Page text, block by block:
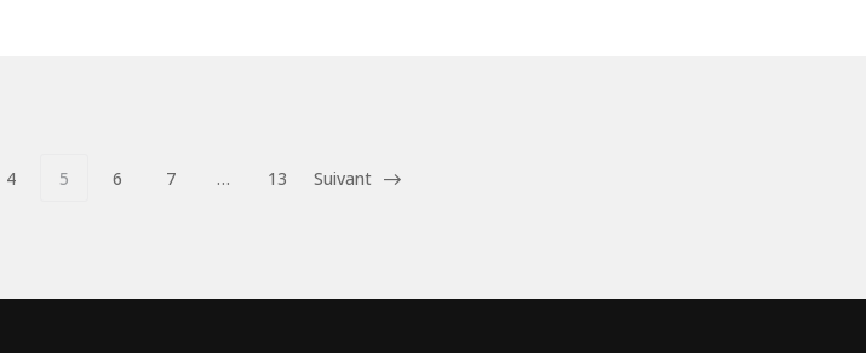
4 5 6 7 … 13 Suivant